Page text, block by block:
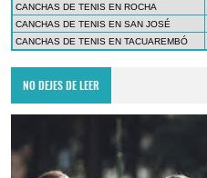
CANCHAS DE TENIS EN ROCHA
CANCHAS DE TENIS EN SAN JOSÉ
CANCHAS DE TENIS EN TACUAREMBÓ
NO DEJES DE LEER